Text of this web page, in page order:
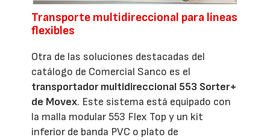
Transporte multidireccional para líneas
flexibles
Otra de las soluciones destacadas del
catálogo de Comercial Sanco es el
transportador multidireccional 553 Sorter+
de Movex. Este sistema está equipado con
la malla modular 553 Flex Top y un kit
inferior de banda PVC o plato de